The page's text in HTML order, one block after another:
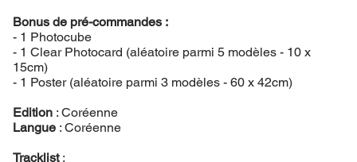
Bonus de pré-commandes :
- 1 Photocube
- 1 Clear Photocard (aléatoire parmi 5 modèles - 10 x
15cm)
- 1 Poster (aléatoire parmi 3 modèles - 60 x 42cm)
Edition: Coréenne
Langue: Coréenne
Tracklist: